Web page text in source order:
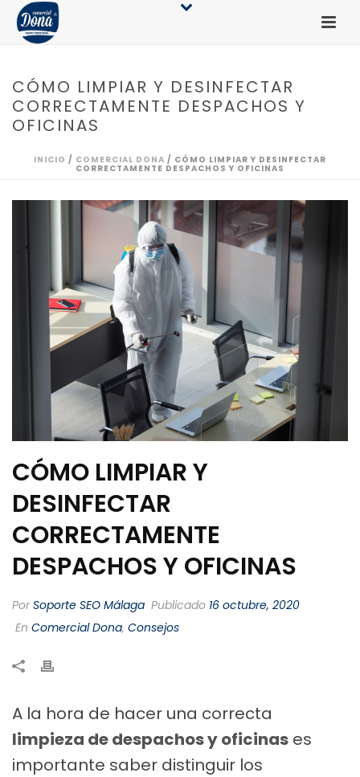
CÓMO LIMPIAR Y DESINFECTAR
CORRECTAMENTE DESPACHOS Y
OFICINAS
INICIO / COMERCIAL DONA / CÓMO LIMPIAR Y DESINFECTAR
CORRECTAMENTE DESPACHOS Y OFICINAS
CÓMO LIMPIAR Y
DESINFECTAR
CORRECTAMENTE
DESPACHOS Y OFICINAS
PorSoporte SEO Málaga Publicado 16 octubre, 2020
En Comercial Dona, Consejos
A la hora de hacer una correcta
limpieza de despachos y oficinas es
importante saber distinguir los